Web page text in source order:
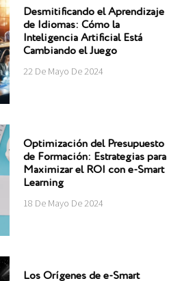
Desmitificando el Aprendizaje
de Idiomas: Cómo la
Inteligencia Artificial Está
Cambiando el Juego
22 De Mayo De 2024
Optimización del Presupuesto
de Formación: Estrategias para
Maximizar el ROI con e-Smart
Learning
18 De Mayo De 2024
Los Orígenes de e-Smart